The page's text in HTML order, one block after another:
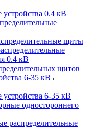
устройства 0.4 кВ
щиты
0.4 кВ
щитов
6-35 кВ
устройства 6-35 кВ
одностороннего
распределительные